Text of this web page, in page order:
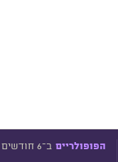
הפופולריים ב־6 חודשים האחרונים